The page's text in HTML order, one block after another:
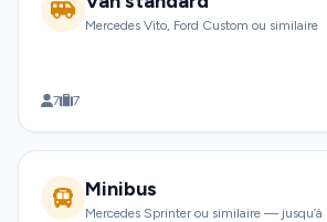
Mercedes Vito, Ford Custom ou similaire
7 7
Minibus
Mercedes Sprinter ou similaire — jusqu’à